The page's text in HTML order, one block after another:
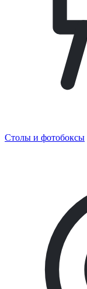
Столы и фотобоксы